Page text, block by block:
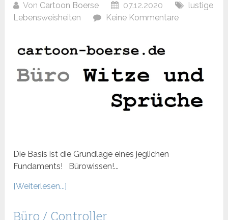
Von Cartoon Boerse 07.12.2020
lustige
Lebensweisheiten
Keine Kommentare
Die Basis ist die Grundlage eines jeglichen
Fundaments! Bürowissen!...
[Weiterlesen...]
Büro / Controller